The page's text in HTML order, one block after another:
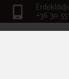
+36 30